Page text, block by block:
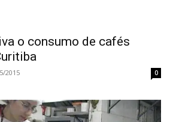
o consumo de cafés
2015 0